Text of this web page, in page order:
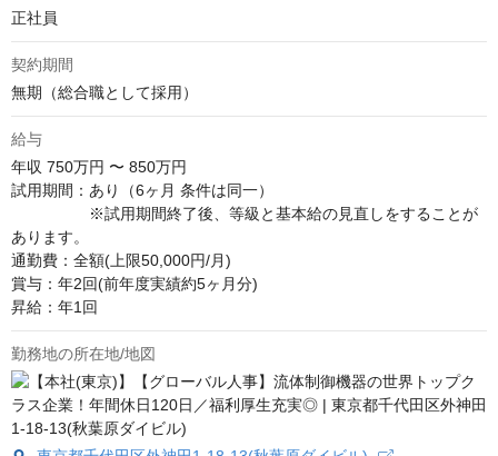
正社員
契約期間
無期（総合職として採用）
給与
年収 750万円 〜 850万円
試用期間：あり（6ヶ月 条件は同一）
※試用期間終了後、等級と基本給の見直しをすることが
あります。
通勤費：全額(上限50,000円/月)
賞与：年2回(前年度実績約5ヶ月分)
昇給：年1回
勤務地の所在地/地図